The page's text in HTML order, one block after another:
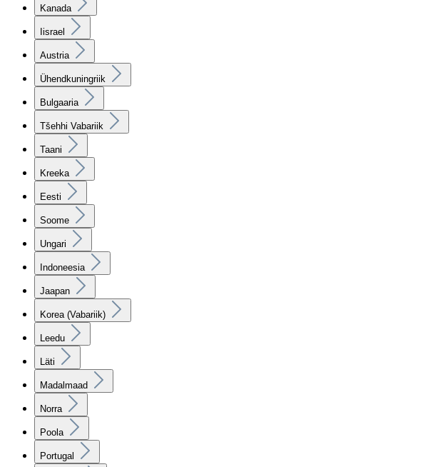
Kanada
Iisrael
Austria
Ühendkuningriik
Bulgaaria
Tšehhi Vabariik
Taani
Kreeka
Eesti
Soome
Ungari
Indoneesia
Jaapan
Korea (Vabariik)
Leedu
Läti
Madalmaad
Norra
Poola
Portugal